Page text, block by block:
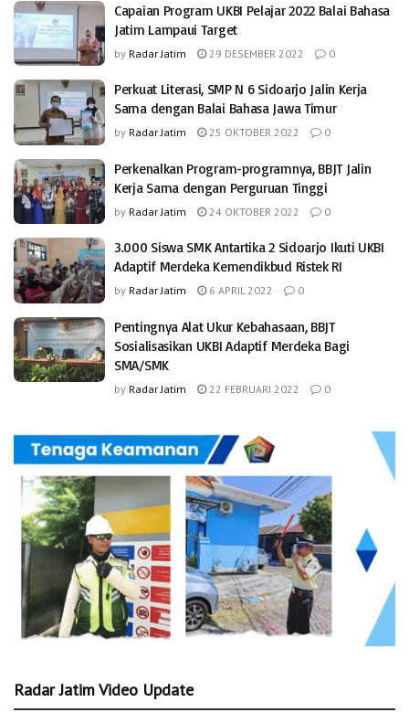
Capaian Program UKBI Pelajar 2022 Balai Bahasa
Jatim Lampaui Target
by Radar Jatim 29 DESEMBER 2022 0
Perkuat Literasi, SMP N 6 Sidoarjo Jalin Kerja
Sama dengan Balai Bahasa Jawa Timur
by Radar Jatim 25 OKTOBER 2022 0
Perkenalkan Program-programnya, BBJT Jalin
Kerja Sama dengan Perguruan Tinggi
by Radar Jatim 24 OKTOBER 2022 0
3.000 Siswa SMK Antartika 2 Sidoarjo Ikuti UKBI
Adaptif Merdeka Kemendikbud Ristek RI
by Radar Jatim 6 APRIL 2022 0
Pentingnya Alat Ukur Kebahasaan, BBJT
Sosialisasikan UKBI Adaptif Merdeka Bagi
SMA/SMK
by Radar Jatim 22 FEBRUARI 2022 0
Radar Jatim Video Update